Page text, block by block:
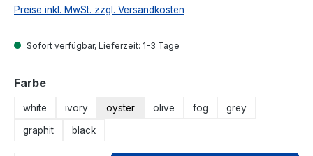
Preise inkl. MwSt. zzgl. Versandkosten
Sofort verfügbar, Lieferzeit: 1-3 Tage
Farbeauswählen
white ivory oyster olive fog
grey
graphit
black